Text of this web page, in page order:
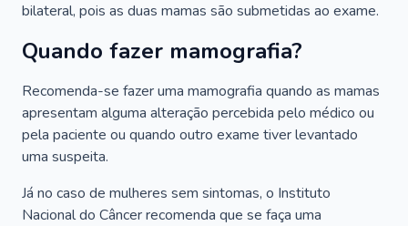
bilateral, pois as duas mamas são submetidas ao exame.
Quando fazer mamografia?
Recomenda-se fazer uma mamografia quando as mamas
apresentam alguma alteração percebida pelo médico ou
pela paciente ou quando outro exame tiver levantado
uma suspeita.
Já no caso de mulheres sem sintomas, o Instituto
Nacional do Câncer recomenda que se faça uma